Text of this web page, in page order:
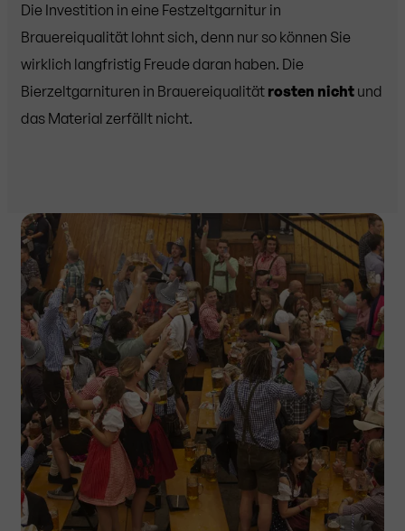
Die Investition in eine Festzeltgarnitur in
Brauereiqualität lohnt sich, denn nur so können Sie
wirklich langfristig Freude daran haben. Die
Bierzeltgarnituren in Brauereiqualität rosten nicht und
das Material zerfällt nicht.